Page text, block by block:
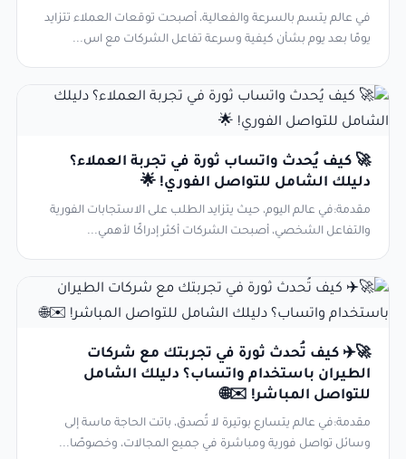
في عالم يتسم بالسرعة والفعالية، أصبحت توقعات العملاء تتزايد
يومًا بعد يوم بشأن كيفية وسرعة تفاعل الشركات مع اس...
🚀 كيف يُحدث واتساب ثورة في تجربة العملاء؟
دليلك الشامل للتواصل الفوري! 🌟
مقدمة:في عالم اليوم، حيث يتزايد الطلب على الاستجابات الفورية
والتفاعل الشخصي، أصبحت الشركات أكثر إدراكًا لأهمي...
🚀✈️ كيف تُحدث ثورة في تجربتك مع شركات
الطيران باستخدام واتساب؟ دليلك الشامل
للتواصل المباشر! ✉️🌐
مقدمة:في عالم يتسارع بوتيرة لا تُصدق، باتت الحاجة ماسة إلى
وسائل تواصل فورية ومباشرة في جميع المجالات، وخصوصًا...